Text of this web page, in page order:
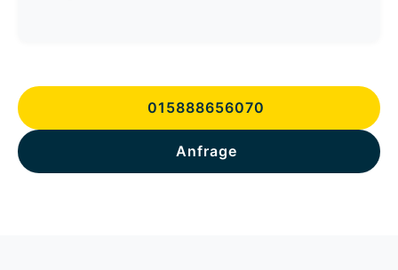
015888656070
Anfrage